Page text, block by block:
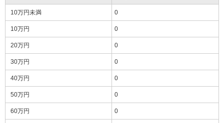
10万円未満
10万円
20万円
30万円
40万円
50万円
60万円
0
0
0
0
0
0
0